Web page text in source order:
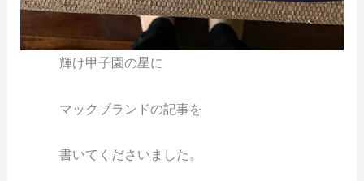
輝け甲子園の星に
マックブランドの記事を
書いてくださいました。